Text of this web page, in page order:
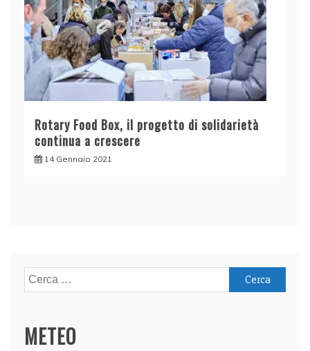
Rotary Food Box, il progetto di solidarietà
continua a crescere
14 Gennaio 2021
Ricerca
per:
METEO